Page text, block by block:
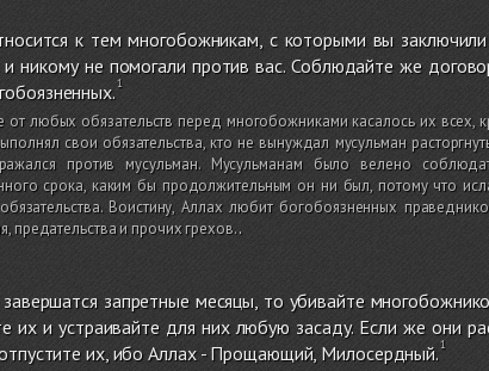
к тем многобожникам, с которыми вы
никому не помогали против вас. Соблюдайте же
от любых обязательств перед многобожниками касалось их
свои обязательства, кто не вынуждал мусульман
против мусульман. Мусульманам было велено
срока, каким бы продолжительным он ни был, потому что
Воистину, Аллах любит богобоязненных
предательства и прочих грехов..
запретные месяцы, то убивайте
их и устраивайте для них любую засаду. Если же они
отпустите их, ибо Аллах - Прощающий, Милосердный.